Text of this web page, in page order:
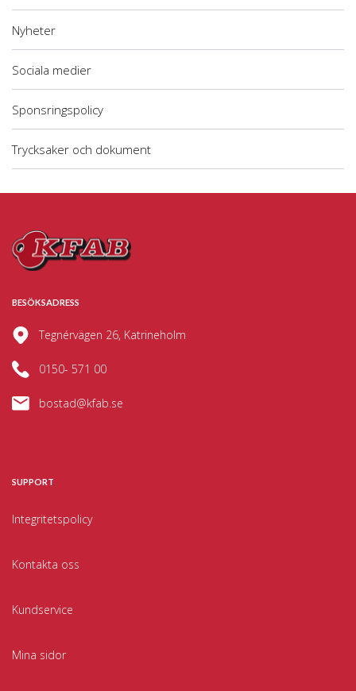
Nyheter
Sociala medier
Sponsringspolicy
Trycksaker och dokument
BESÖKSADRESS
Tegnérvägen 26, Katrineholm
0150- 571 00
bostad@kfab.se
SUPPORT
Integritetspolicy
Kontakta oss
Kundservice
Mina sidor